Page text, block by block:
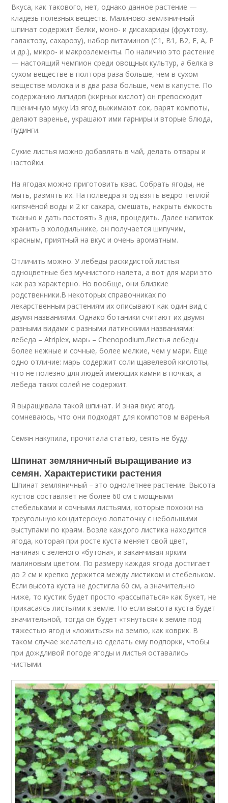
Вкуса, как такового, нет, однако данное растение —
кладезь полезных веществ. Малиново-земляничный
шпинат содержит белки, моно- и дисахариды (фруктозу,
галактозу, сахарозу), набор витаминов (С1, В1, В2, Е, А, Р
и др.), микро- и макроэлементы. По наличию это растение
— настоящий чемпион среди овощных культур, а белка в
сухом веществе в полтора раза больше, чем в сухом
веществе молока и в два раза больше, чем в капусте. По
содержанию липидов (жирных кислот) он превосходит
пшеничную муку.Из ягод выжимают сок, варят компоты,
делают варенье, украшают ими гарниры и вторые блюда,
пудинги.
Сухие листья можно добавлять в чай, делать отвары и
настойки.
На ягодах можно приготовить квас. Собрать ягоды, не
мыть, размять их. На полведра ягод взять ведро тёплой
кипячёной воды и 2 кг сахара, смешать, накрыть ёмкость
тканью и дать постоять 3 дня, процедить. Далее напиток
хранить в холодильнике, он получается шипучим,
красным, приятный на вкус и очень ароматным.
Отличить можно. У лебеды раскидистой листья
одноцветные без мучнистого налета, а вот для мари это
как раз характерно. Но вообще, они близкие
родственники.В некоторых справочниках по
лекарственным растениям их описывают как один вид с
двумя названиями. Однако ботаники считают их двумя
разными видами с разными латинскими названиями:
лебеда – Atriplex, марь – Chenopodium.Листья лебеды
более нежные и сочные, более мелкие, чем у мари. Еще
одно отличие: марь содержит соли щавелевой кислоты,
что не полезно для людей имеющих камни в почках, а
лебеда таких солей не содержит.
Я выращивала такой шпинат. И зная вкус ягод,
сомневаюсь, что они подходят для компотов м варенья.
Семян накупила, прочитала статью, сеять не буду.
Шпинат земляничный выращивание из
семян. Характеристики растения
Шпинат земляничный – это однолетнее растение. Высота
кустов составляет не более 60 см с мощными
стебельками и сочными листьями, которые похожи на
треугольную кондитерскую лопаточку с небольшими
выступами по краям. Возле каждого листика находится
ягода, которая при росте куста меняет свой цвет,
начиная с зеленого «бутона», и заканчивая ярким
малиновым цветом. По размеру каждая ягода достигает
до 2 см и крепко держится между листиком и стебельком.
Если высота куста не достигла 60 см, а значительно
ниже, то кустик будет просто «рассыпаться» как букет, не
прикасаясь листьями к земле. Но если высота куста будет
значительной, тогда он будет «тянуться» к земле под
тяжестью ягод и «ложиться» на землю, как коврик. В
таком случае желательно сделать ему подпорки, чтобы
при дождливой погоде ягоды и листья оставались
чистыми.